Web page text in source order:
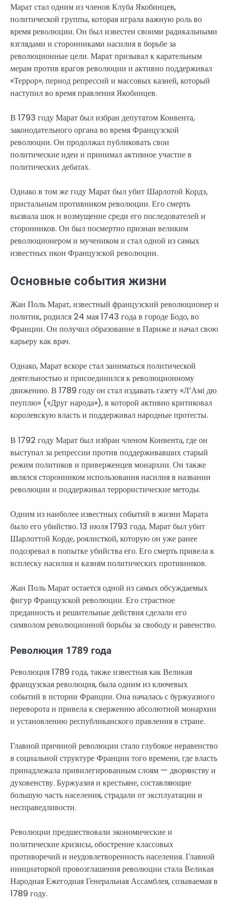
Марат стал одним из членов Клуба Якобинцев,
политической группы, которая играла важную роль во
время революции. Он был известен своими радикальными
взглядами и сторонниками насилия в борьбе за
революционные цели. Марат призывал к карательным
мерам против врагов революции и активно поддерживал
«Террор», период репрессий и массовых казней, который
наступил во время правления Якобинцев.
В 1793 году Марат был избран депутатом Конвента,
законодательного органа во время Французской
революции. Он продолжал публиковать свои
политические идеи и принимал активное участие в
политических дебатах.
Однако в том же году Марат был убит Шарлотой Кордэ,
пристальным противником революции. Его смерть
вызвала шок и возмущение среди его последователей и
сторонников. Он был посмертно признан великим
революционером и мучеником и стал одной из самых
известных икон Французской революции.
Основные события жизни
Жан Поль Марат, известный французский революционер и
политик, родился 24 мая 1743 года в городе Бодо, во
Франции. Он получил образование в Париже и начал свою
карьеру как врач.
Однако, Марат вскоре стал заниматься политической
деятельностью и присоединился к революционному
движению. В 1789 году он стал издавать газету «Л’Амі дю
пеуплю» («Друг народа»), в которой активно критиковал
королевскую власть и поддерживал народные протесты.
В 1792 году Марат был избран членом Конвента, где он
выступал за репрессии против поддерживавших старый
режим политиков и приверженцев монархии. Он также
являлся сторонником использования насилия в названии
революции и поддерживал террористические методы.
Одним из наиболее известных событий в жизни Марата
было его убийство. 13 июля 1793 года, Марат был убит
Шарлоттой Корде, роялисткой, которую он уже ранее
подозревал в попытке убийства его. Его смерть привела к
всплеску насилия и казням политических противников.
Жан Поль Марат остается одной из самых обсуждаемых
фигур Французской революции. Его страстное
преданность и решительные действия сделали его
символом революционной борьбы за свободу и равенство.
Революция 1789 года
Революция 1789 года, также известная как Великая
французская революция, была одним из ключевых
событий в истории Франции. Она началась с буржуазного
переворота и привела к свержению абсолютной монархии
и установлению республиканского правления в стране.
Главной причиной революции стало глубокое неравенство
в социальной структуре Франции того времени, где власть
принадлежала привилегированным слоям — дворянству и
духовенству. Буржуазия и крестьяне, составляющие
большую часть населения, страдали от эксплуатации и
несправедливости.
Революции предшествовали экономические и
политические кризисы, обострение классовых
противоречий и неудовлетворенность населения. Главной
инициаторкой провозглашения революции стала Великая
Народная Ежегодная Генеральная Ассамблея, созываемая в
1789 году.